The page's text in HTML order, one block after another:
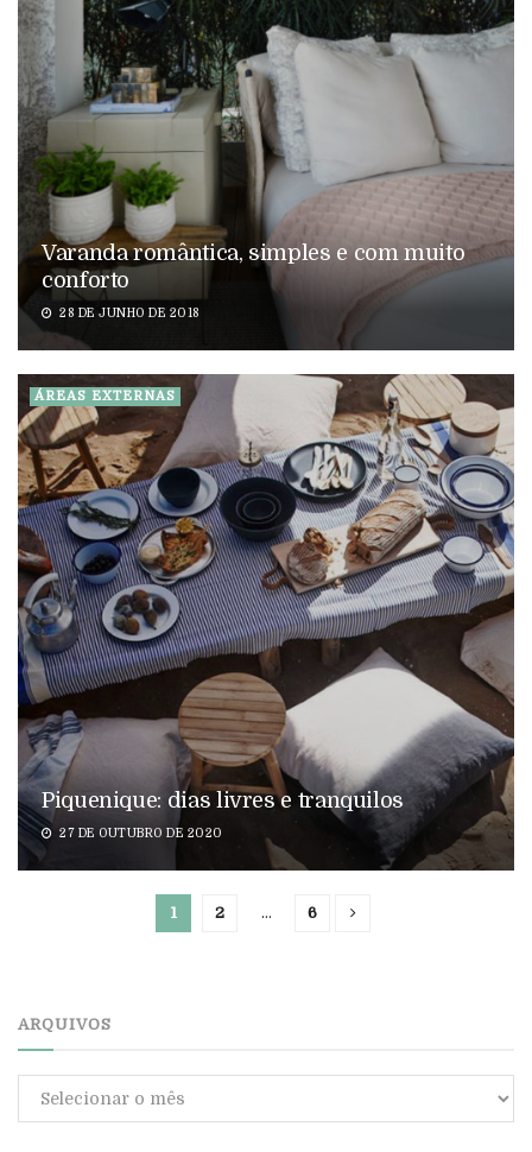
Varanda romântica, simples e com muito
conforto
28 DE JUNHO DE 2018
ÁREAS EXTERNAS
Piquenique: dias livres e tranquilos
27 DE OUTUBRO DE 2020
1 2 … 6
ARQUIVOS